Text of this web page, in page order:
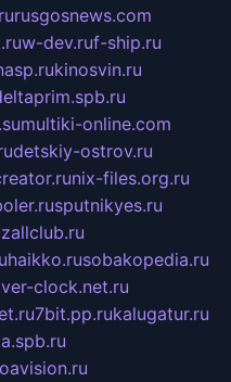
rusgosnews.com
w-dev.ruf-ship.ru
kinosvin.ru
multiki-online.com
detskiy-ostrov.ru
nix-files.org.ru
sputnikyes.ru
zallclub.ru
haikko.rusobakopedia.ru
clock.net.ru
7bit.pp.rukalugatur.ru